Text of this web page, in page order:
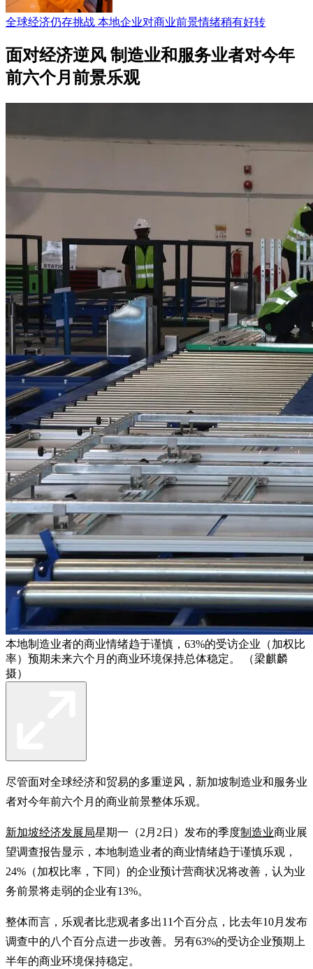
全球经济仍存挑战 本地企业对商业前景情绪稍有好转
面对经济逆风 制造业和服务业者对今年
前六个月前景乐观
本地制造业者的商业情绪趋于谨慎，63%的受访企业（加权比
率）预期未来六个月的商业环境保持总体稳定。 （梁麒麟
摄）
尽管面对全球经济和贸易的多重逆风，新加坡制造业和服务业
者对今年前六个月的商业前景整体乐观。
新加坡经济发展局星期一（2月2日）发布的季度制造业商业展
望调查报告显示，本地制造业者的商业情绪趋于谨慎乐观，
24%（加权比率，下同）的企业预计营商状况将改善，认为业
务前景将走弱的企业有13%。
整体而言，乐观者比悲观者多出11个百分点，比去年10月发布
调查中的八个百分点进一步改善。另有63%的受访企业预期上
半年的商业环境保持稳定。